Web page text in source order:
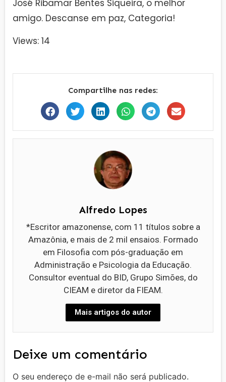
José Ribamar Bentes Siqueira, o melhor
amigo. Descanse em paz, Categoria!
Views: 14
Compartilhe nas redes:
Alfredo Lopes
*Escritor amazonense, com 11 títulos sobre a
Amazônia, e mais de 2 mil ensaios. Formado
em Filosofia com pós-graduação em
Administração e Psicologia da Educação.
Consultor eventual do BID, Grupo Simões, do
CIEAM e diretor da FIEAM.
Mais artigos do autor
Deixe um comentário
O seu endereço de e-mail não será publicado.